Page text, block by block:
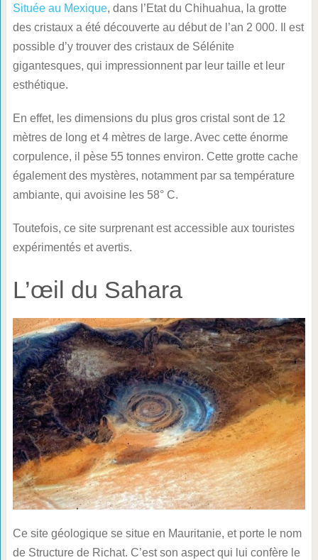
Située au Mexique, dans l’Etat du Chihuahua, la grotte
des cristaux a été découverte au début de l’an 2 000. Il est
possible d’y trouver des cristaux de Sélénite
gigantesques, qui impressionnent par leur taille et leur
esthétique.
En effet, les dimensions du plus gros cristal sont de 12
mètres de long et 4 mètres de large. Avec cette énorme
corpulence, il pèse 55 tonnes environ. Cette grotte cache
également des mystères, notamment par sa température
ambiante, qui avoisine les 58° C.
Toutefois, ce site surprenant est accessible aux touristes
expérimentés et avertis.
L’œil du Sahara
Ce site géologique se situe en Mauritanie, et porte le nom
de Structure de Richat. C’est son aspect qui lui confère le